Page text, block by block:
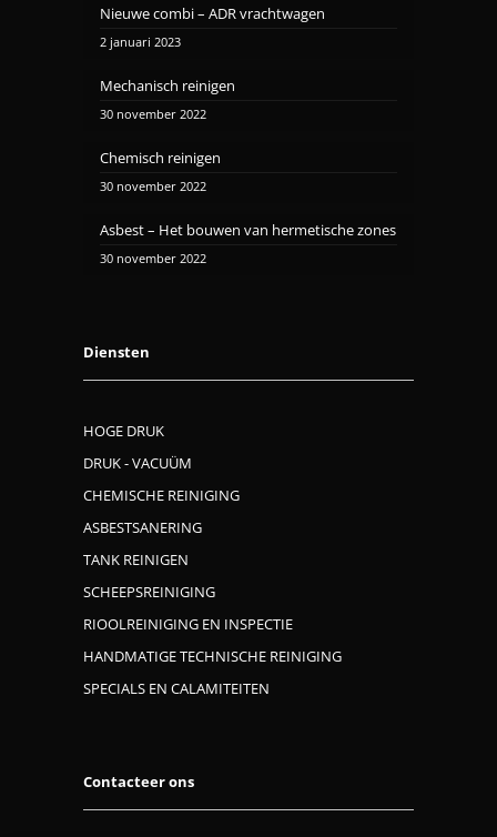
Nieuwe combi – ADR vrachtwagen
2 januari 2023
Mechanisch reinigen
30 november 2022
Chemisch reinigen
30 november 2022
Asbest – Het bouwen van hermetische zones
30 november 2022
Diensten
HOGE DRUK
DRUK - VACUÜM
CHEMISCHE REINIGING
ASBESTSANERING
TANK REINIGEN
SCHEEPSREINIGING
RIOOLREINIGING EN INSPECTIE
HANDMATIGE TECHNISCHE REINIGING
SPECIALS EN CALAMITEITEN
Contacteer ons